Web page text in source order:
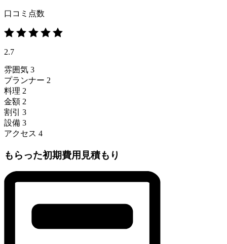
口コミ点数
2.7
雰囲気 3
プランナー 2
料理 2
金額 2
割引
3
設備 3
アクセス 4
もらった初期費用見積もり